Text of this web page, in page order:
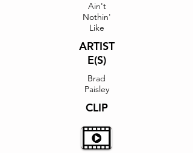
Ain't
Nothin'
Like
ARTIST
E(S)
Brad
Paisley
CLIP